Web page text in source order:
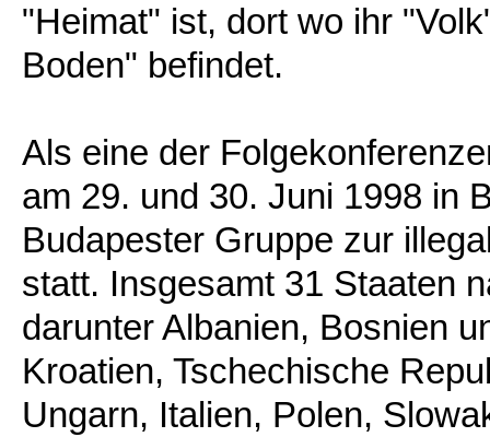
"Heimat" ist, dort wo ihr
Boden" befindet.
Als eine der
am 29. und 30. Juni 1998 in
Budapester Gruppe zur
statt. Insgesamt 31 Staaten
darunter Albanien, Bosnien
Kroatien, Tschechische
Ungarn, Italien, Polen,